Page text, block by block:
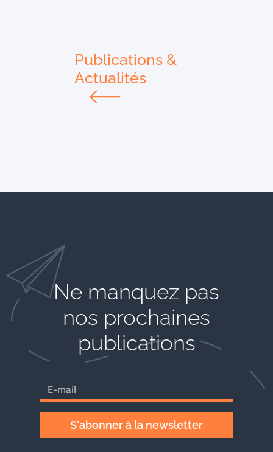
Publications &
Actualités
Ne manquez pas
nos prochaines
publications
S'abonner à la newsletter